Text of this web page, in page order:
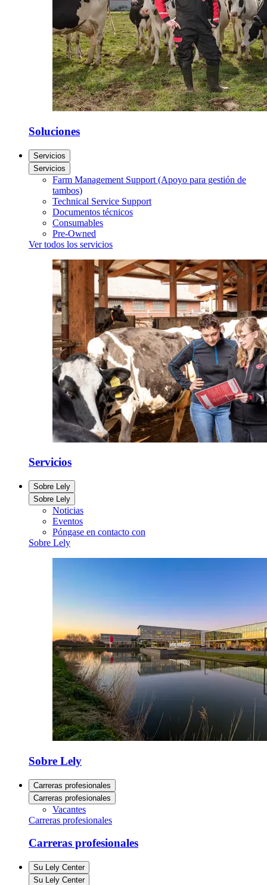
Soluciones
Servicios
Servicios
Farm Management Support (Apoyo para gestión de
tambos)
Technical Service Support
Documentos técnicos
Consumables
Pre-Owned
Ver todos los servicios
Servicios
Sobre Lely
Sobre Lely
Noticias
Eventos
Póngase en contacto con
Sobre Lely
Sobre Lely
Carreras profesionales
Carreras profesionales
Vacantes
Carreras profesionales
Carreras profesionales
Su Lely Center
Su Lely Center